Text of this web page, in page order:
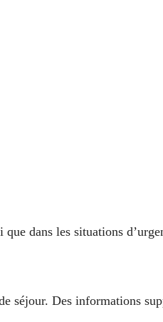
dans les situations
séjour. Des informations